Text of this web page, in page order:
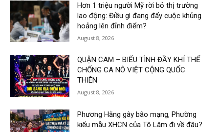
Hơn 1 triệu người Mỹ rời bỏ thị trường
lao động: Điều gì đang đẩy cuộc khủng
hoảng lên đỉnh điểm?
August 8, 2026
QUẬN CAM – BIỂU TÌNH ĐẦY KHÍ THẾ
CHỐNG CA NÔ VIỆT CỘNG QUỐC
THIÊN
August 8, 2026
Phương Hằng gây bão mạng, Phường
kiểu mẫu XHCN của Tô Lâm đi về đâu?